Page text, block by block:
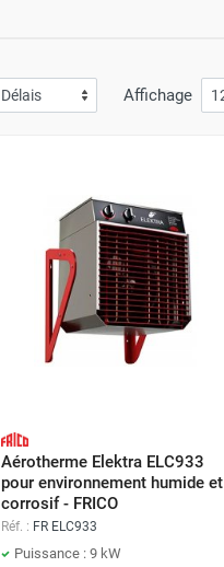
Affichage
Aérotherme Elektra ELC933
pour environnement humide et
corrosif - FRICO
Réf. : FR ELC933
Puissance : 9 kW